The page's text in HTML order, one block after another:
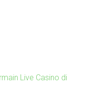
Live Casino di